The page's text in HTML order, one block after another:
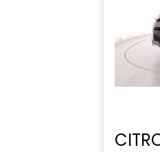
Volante in pelle TEP